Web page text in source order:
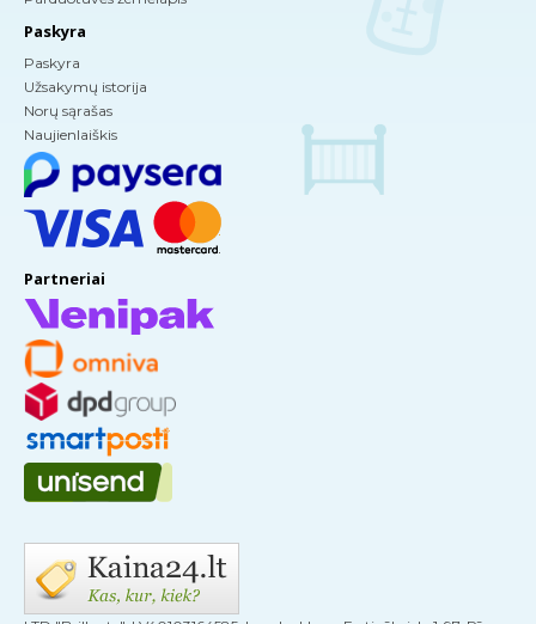
Paskyra
Paskyra
Užsakymų istorija
Norų sąrašas
Naujienlaiškis
Partneriai